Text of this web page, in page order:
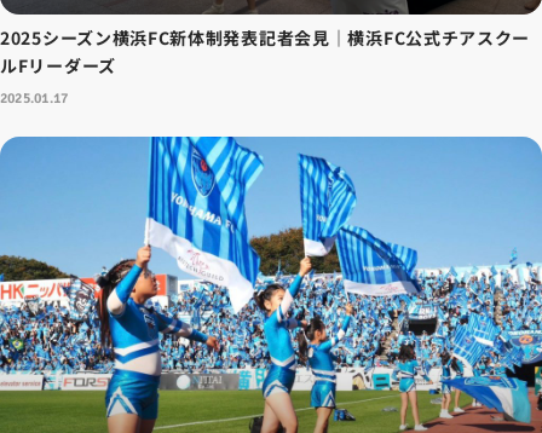
2025シーズン横浜FC新体制発表記者会見｜横浜FC公式チアスクー
ルFリーダーズ
2025.01.17